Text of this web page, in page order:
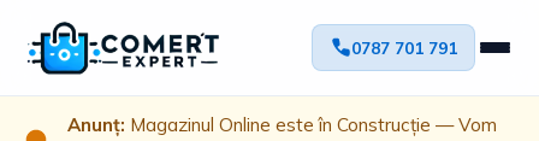
0787 701 791
Anunț: Magazinul Online este în Construcție — Vom